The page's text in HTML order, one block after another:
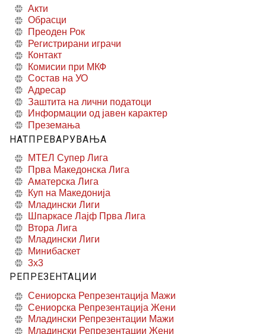
Акти
Обрасци
Преоден Рок
Регистрирани играчи
Контакт
Комисии при МКФ
Состав на УО
Адресар
Заштита на лични податоци
Информации од јавен карактер
Преземања
НАТПРЕВАРУВАЊА
МТЕЛ Супер Лига
Прва Македонска Лига
Аматерска Лига
Куп на Македонија
Младински Лиги
Шпаркасе Лајф Прва Лига
Втора Лига
Младински Лиги
Минибаскет
3x3
РЕПРЕЗЕНТАЦИИ
Сениорска Репрезентација Мажи
Сениорска Репрезентација Жени
Младински Репрезентации Мажи
Младински Репрезентации Жени